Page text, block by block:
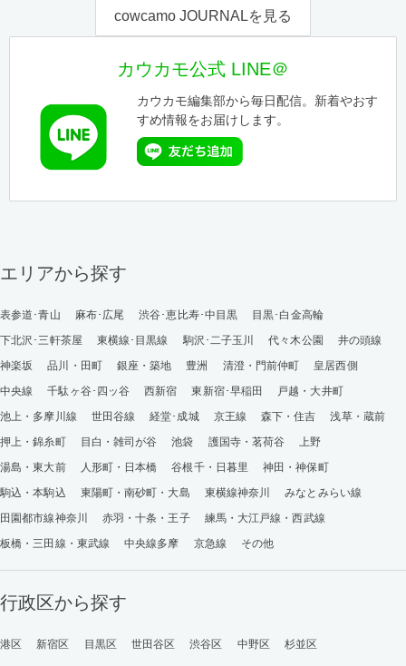
cowcamo JOURNALを見る
カウカモ公式 LINE＠
カウカモ編集部から毎日配信。新着やおす
すめ情報をお届けします。
エリアから探す
表参道･青山 麻布･広尾 渋谷･恵比寿･中目黒
目黒･白金高輪
下北沢･三軒茶屋
東横線･目黒線 駒沢･二子玉川 代々木公園
井の頭線
神楽坂
品川・田町 銀座・築地 豊洲 清澄・門前仲町
皇居西側
中央線
千駄ヶ谷･四ッ谷 西新宿 東新宿･早稲田
戸越・大井町
池上・多摩川線
世田谷線 経堂･成城 京王線 森下・住吉
浅草・蔵前
押上・錦糸町
目白・雑司が谷 池袋 護国寺・茗荷谷
上野
湯島・東大前
人形町・日本橋 谷根千・日暮里
神田・神保町
駒込・本駒込
東陽町・南砂町・大島 東横線神奈川
みなとみらい線
田園都市線神奈川
赤羽・十条・王子
練馬・大江戸線・西武線
板橋・三田線・東武線
中央線多摩 京急線 その他
行政区から探す
港区 新宿区 目黒区 世田谷区 渋谷区 中野区 杉並区